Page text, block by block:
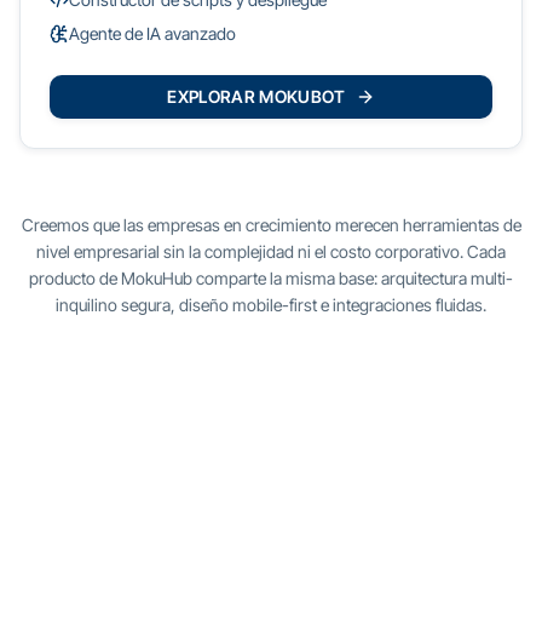
Agente de IA avanzado
EXPLORAR MOKUBOT
Creemos que las empresas en crecimiento merecen herramientas de
nivel empresarial sin la complejidad ni el costo corporativo. Cada
producto de MokuHub comparte la misma base: arquitectura multi-
inquilino segura, diseño mobile-first e integraciones fluidas.